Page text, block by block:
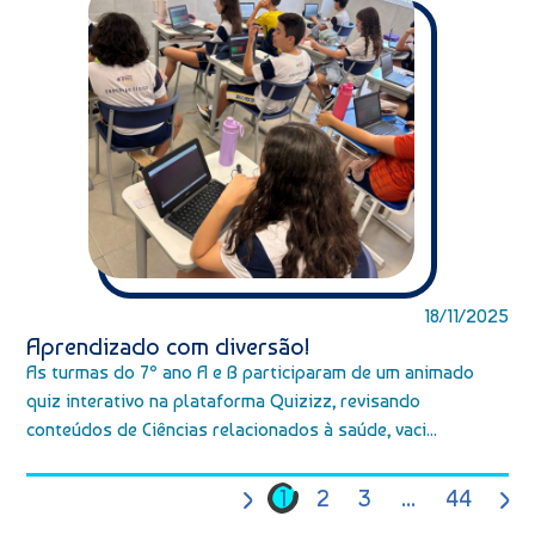
18/11/2025
Aprendizado com diversão!
As turmas do 7º ano A e B participaram de um animado
quiz interativo na plataforma Quizizz, revisando
conteúdos de Ciências relacionados à saúde, vaci...
1 2 3 ... 44